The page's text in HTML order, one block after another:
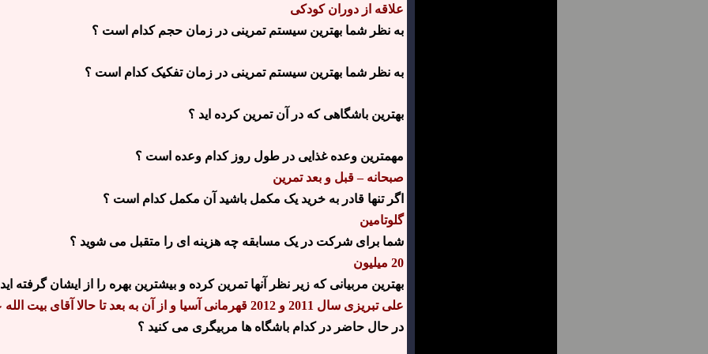
علاقه از دوران کودکی
به نظر شما بهترین سیستم تمرینی در زمان حجم کدام است ؟
به نظر شما بهترین سیستم تمرینی در زمان تفکیک کدام است ؟
بهترین باشگاهی که در آن تمرین کرده اید ؟
مهمترین وعده غذایی در طول روز کدام وعده است ؟
صبحانه – قبل و بعد تمرین
اگر تنها قادر به خرید یک مکمل باشید آن مکمل کدام است ؟
گلوتامین
شما برای شرکت در یک مسابقه چه هزینه ای را متقبل می شوید ؟
20 میلیون
بهترین مربیانی که زیر نظر آنها تمرین کرده و بیشترین بهره را از ایشان گرفته
علی تبریزی سال 2011 و 2012 قهرمانی آسیا و از آن به بعد تا حالا آقای بیت الله عباسپور
در حال حاضر در کدام باشگاه ها مربیگری می کنید ؟